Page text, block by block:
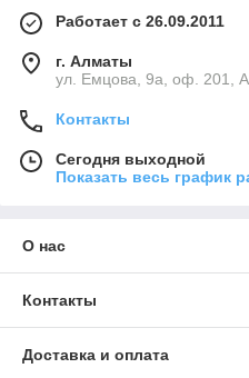
Работает с 26.09.2011
г. Алматы
ул. Емцова, 9а, оф. 201,
Контакты
Сегодня выходной
Показать весь график
О нас
Контакты
Доставка и оплата